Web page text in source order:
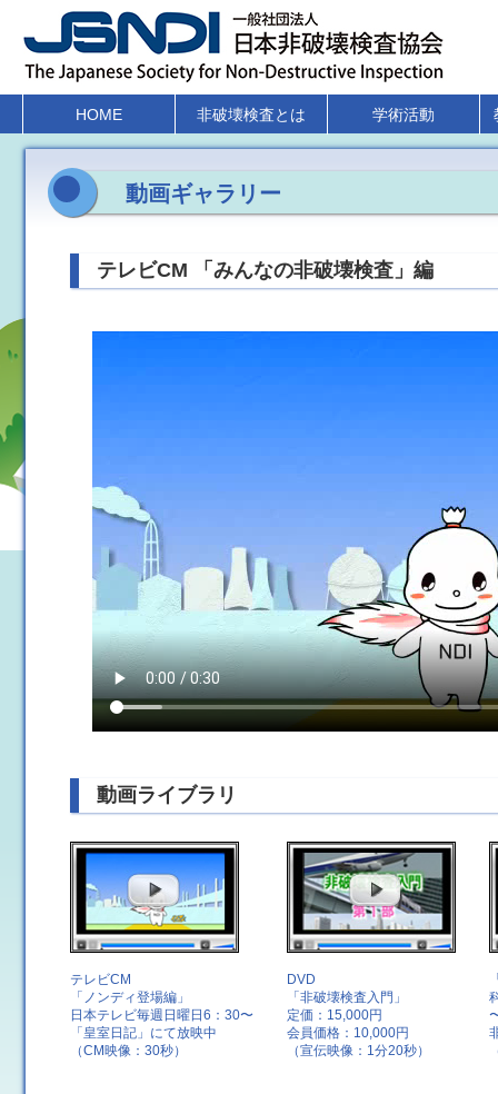
HOME 非破壊検査とは 学術活動
動画ギャラリー
テレビCM 「みんなの非破壊検査」編
動画ライブラリ
テレビCM
「ノンディ登場編」
日本テレビ毎週日曜日6：30〜
「皇室日記」にて放映中
（CM映像：30秒）
DVD
「非破壊検査入門」
定価：15,000円
会員価格：10,000円
（宣伝映像：1分20秒）